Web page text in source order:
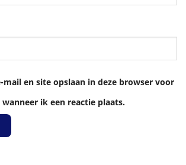
mail en site opslaan in deze browser voor
ik een reactie plaats.